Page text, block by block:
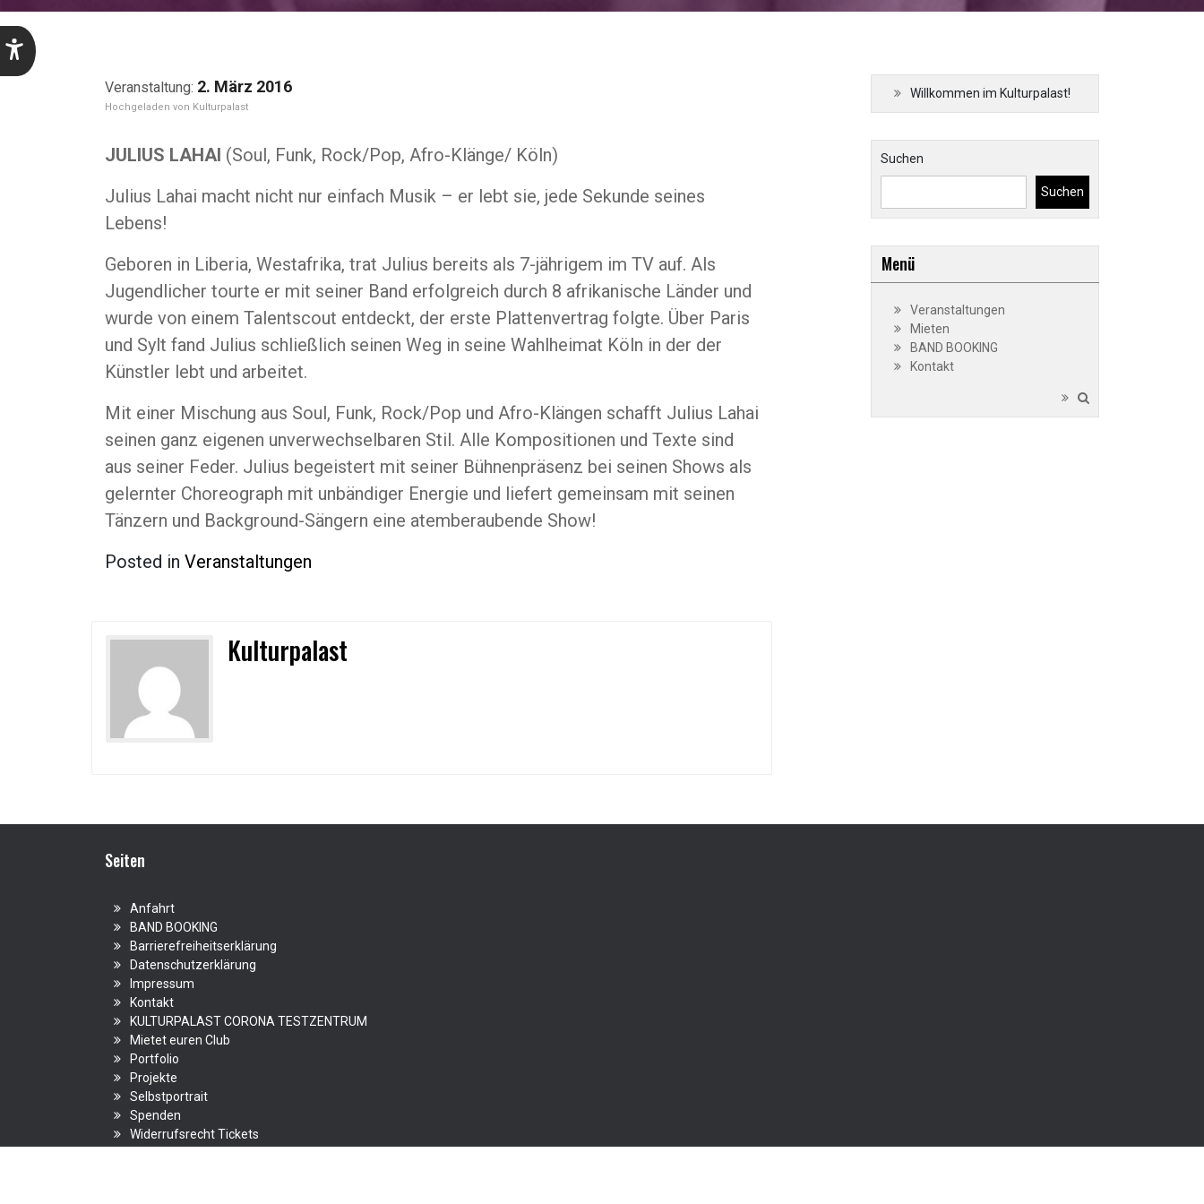
2. März 2016
Kulturpalast
JULIUS LAHAI (Soul, Funk, Rock/Pop, Afro-Klänge/ Köln)
Julius Lahai macht nicht nur einfach Musik – er lebt sie, jede Sekunde seines
Lebens!
Geboren in Liberia, Westafrika, trat Julius bereits als 7-jährigem im TV auf. Als
Jugendlicher tourte er mit seiner Band erfolgreich durch 8 afrikanische Länder und
wurde von einem Talentscout entdeckt, der erste Plattenvertrag folgte. Über Paris
und Sylt fand Julius schließlich seinen Weg in seine Wahlheimat Köln in der der
Künstler lebt und arbeitet.
Mit einer Mischung aus Soul, Funk, Rock/Pop und Afro-Klängen schafft Julius Lahai
seinen ganz eigenen unverwechselbaren Stil. Alle Kompositionen und Texte sind
aus seiner Feder. Julius begeistert mit seiner Bühnenpräsenz bei seinen Shows als
gelernter Choreograph mit unbändiger Energie und liefert gemeinsam mit seinen
Tänzern und Background-Sängern eine atemberaubende Show!
Posted in Veranstaltungen
Kulturpalast
Willkommen im Kulturpalast!
Suchen
Suchen
Menü
Veranstaltungen
Mieten
BAND BOOKING
Kontakt
Seiten
Anfahrt
BAND BOOKING
Barrierefreiheitserklärung
Datenschutzerklärung
Impressum
Kontakt
KULTURPALAST CORONA TESTZENTRUM
Mietet euren Club
Portfolio
Projekte
Selbstportrait
Spenden
Widerrufsrecht Tickets